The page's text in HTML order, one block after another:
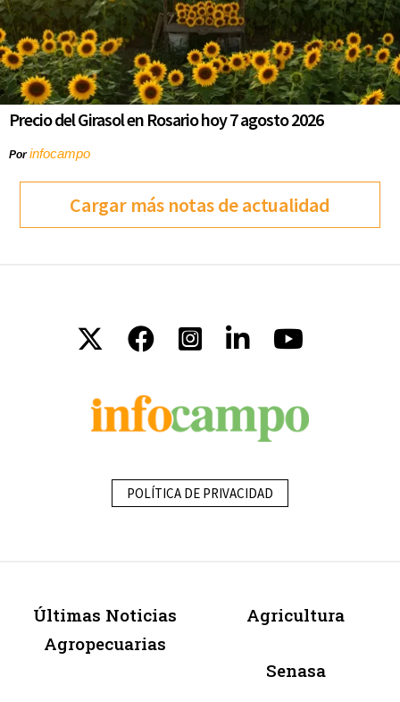
Precio del Girasol en Rosario hoy 7 agosto 2026
Porinfocampo
Cargar más notas de actualidad
POLÍTICA DE PRIVACIDAD
Últimas Noticias
Agropecuarias
Agricultura
Senasa